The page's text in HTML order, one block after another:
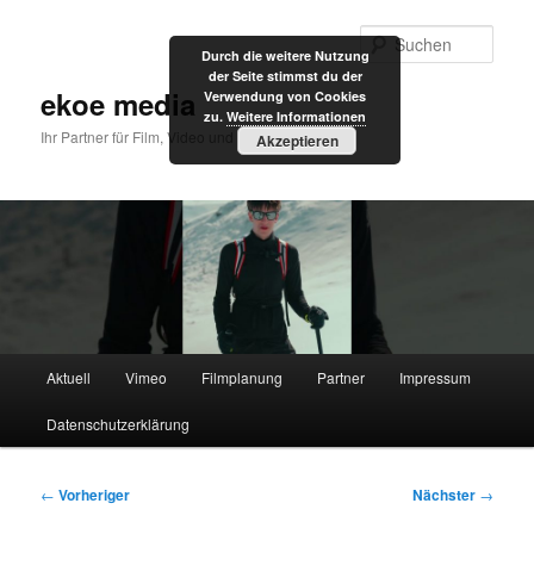
ekoe media
Ihr Partner für Film, Video und Internet
Aktuell Vimeo Filmplanung Partner Impressum
Datenschutzerklärung
Beitragsnavigation
← Vorheriger Nächster →
Durch die weitere Nutzung
der Seite stimmst du der
Verwendung von Cookies
zu. Weitere Informationen
Akzeptieren